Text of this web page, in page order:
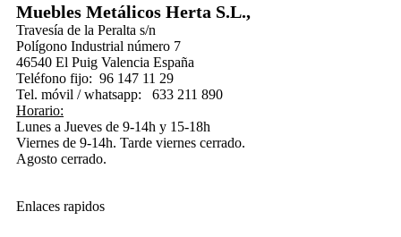
Muebles Metálicos Herta S.L.,
Travesía de la Peralta s/n
Polígono Industrial número 7
46540 El Puig Valencia España
Teléfono fijo: 96 147 11 29
Tel. móvil / whatsapp: 633 211 890
Horario:
Lunes a Jueves de 9-14h y 15-18h
Viernes de 9-14h. Tarde viernes cerrado.
Agosto cerrado.
Enlaces rapidos